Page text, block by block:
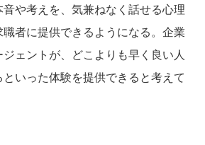
や考えを、気兼ねなく話せる心理
者に提供できるようになる。企業
ェントが、どこよりも早く良い人
いった体験を提供できると考えて